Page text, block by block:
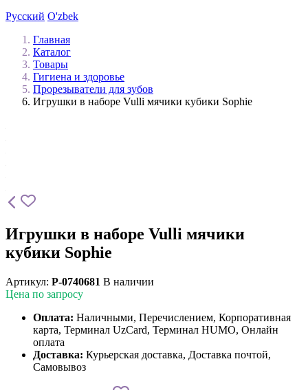
Русский O'zbek
Главная
Каталог
Товары
Гигиена и здоровье
Прорезыватели для зубов
Игрушки в наборе Vulli мячики кубики Sophie
Игрушки в наборе Vulli мячики
кубики Sophie
Артикул: P-0740681 В наличии
Цена по запросу
Оплата: Наличными, Перечислением, Корпоративная
карта, Терминал UzCard, Терминал HUMO, Онлайн
оплата
Доставка: Курьерская доставка, Доставка почтой,
Самовывоз